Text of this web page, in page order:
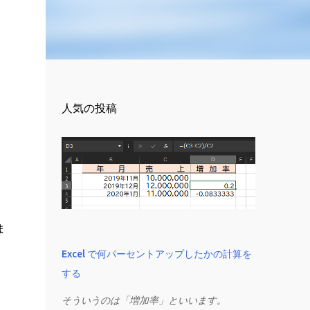
人気の投稿
Excel で何パーセントアップしたかの計算を
する
そういうのは「増加率」といいます。